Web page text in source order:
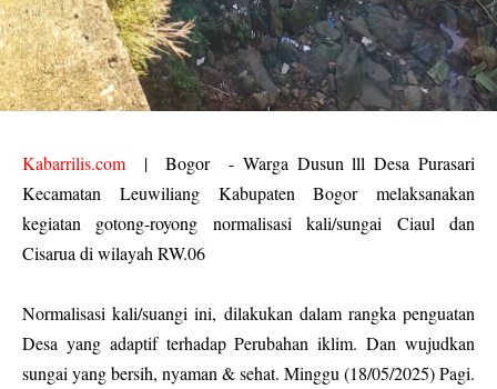
Kabarrilis.com | Bogor - Warga Dusun lll Desa Purasari
Kecamatan Leuwiliang Kabupaten Bogor melaksanakan
kegiatan gotong-royong normalisasi kali/sungai Ciaul dan
Cisarua di wilayah RW.06
Normalisasi kali/suangi ini, dilakukan dalam rangka penguatan
Desa yang adaptif terhadap Perubahan iklim. Dan wujudkan
sungai yang bersih, nyaman & sehat. Minggu (18/05/2025) Pagi.